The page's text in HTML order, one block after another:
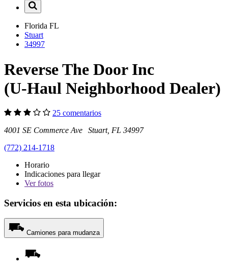
Florida FL
Stuart
34997
Reverse The Door Inc
(U-Haul Neighborhood Dealer)
25 comentarios
4001 SE Commerce Ave Stuart, FL 34997
(772) 214-1718
Horario
Indicaciones para llegar
Verfotos
Servicios en esta ubicación:
Camiones para mudanza